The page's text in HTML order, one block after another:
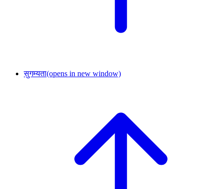
सुगम्यता(opens in new window)